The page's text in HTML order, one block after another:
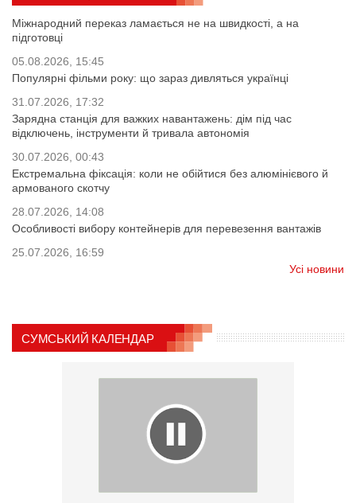
Міжнародний переказ ламається не на швидкості, а на
підготовці
05.08.2026, 15:45
Популярні фільми року: що зараз дивляться українці
31.07.2026, 17:32
Зарядна станція для важких навантажень: дім під час
відключень, інструменти й тривала автономія
30.07.2026, 00:43
Екстремальна фіксація: коли не обійтися без алюмінієвого й
армованого скотчу
28.07.2026, 14:08
Особливості вибору контейнерів для перевезення вантажів
25.07.2026, 16:59
Усі новини
СУМСЬКИЙ КАЛЕНДАР